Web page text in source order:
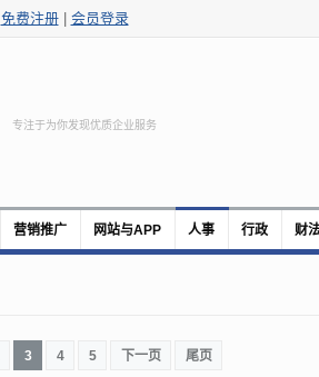
免费注册| 会员登录
专注于为你发现优质企业服务
营销推广 网站与APP 人事 行政 财
3 4 5 下一页 尾页